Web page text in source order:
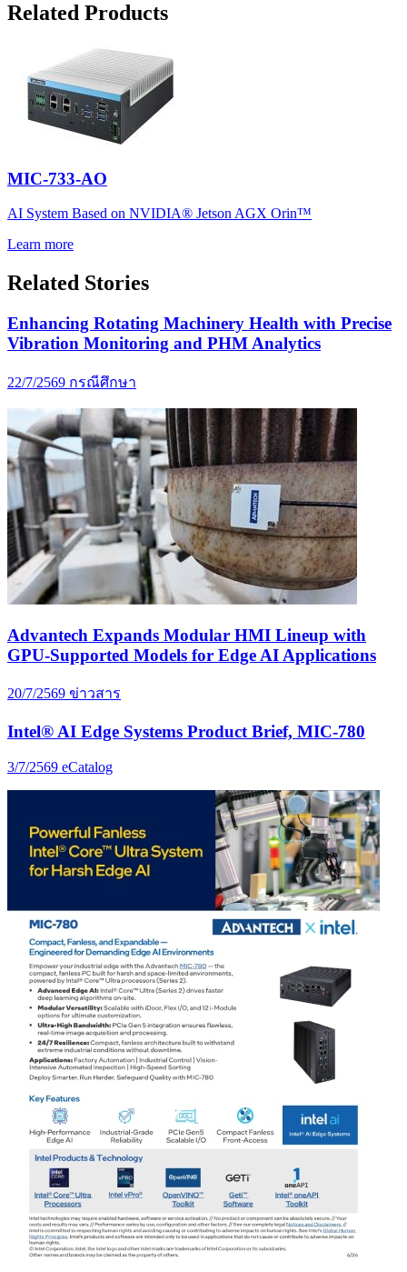
Related Products
MIC-733-AO
AI System Based on NVIDIA® Jetson AGX Orin™
Learn more
Related Stories
Enhancing Rotating Machinery Health with Precise
Vibration Monitoring and PHM Analytics
22/7/2569 กรณีศึกษา
Advantech Expands Modular HMI Lineup with
GPU-Supported Models for Edge AI Applications
20/7/2569 ข่าวสาร
Intel® AI Edge Systems Product Brief, MIC-780
3/7/2569 eCatalog